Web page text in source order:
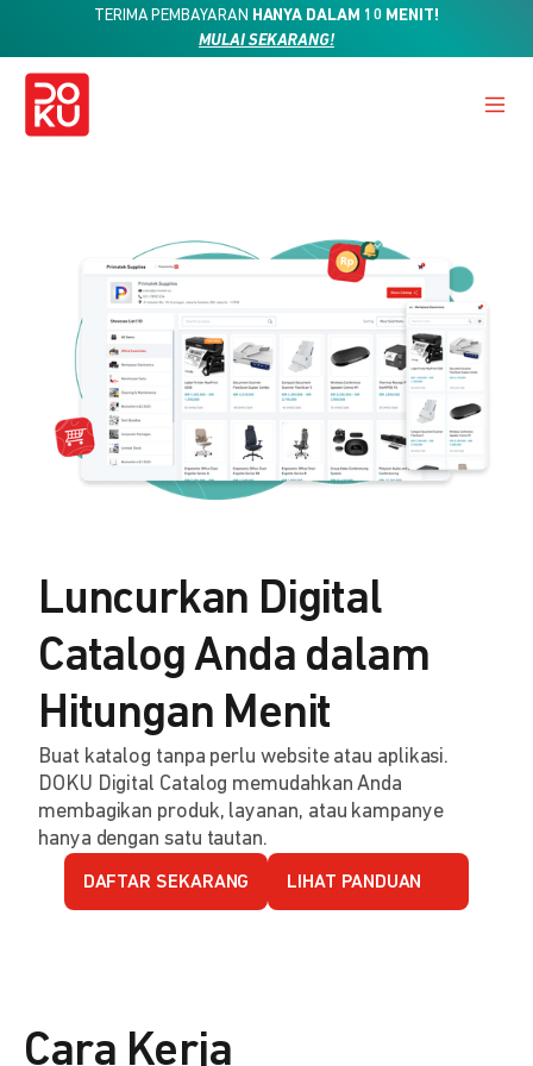
TERIMA PEMBAYARAN HANYA DALAM 10 MENIT!
MULAI SEKARANG!
Luncurkan Digital
Catalog Anda dalam
Hitungan Menit
Buat katalog tanpa perlu website atau aplikasi.
DOKU Digital Catalog memudahkan Anda
membagikan produk, layanan, atau kampanye
hanya dengan satu tautan.
DAFTAR SEKARANG LIHAT PANDUAN
Cara Kerja